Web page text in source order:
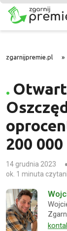
zgarnijpremie.pl »
200
14 grudnia 2023
ok. 1 minuta